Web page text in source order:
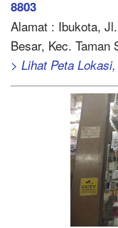
8803
Alamat : Ibukota,
Besar, Kec.
> Lihat Peta